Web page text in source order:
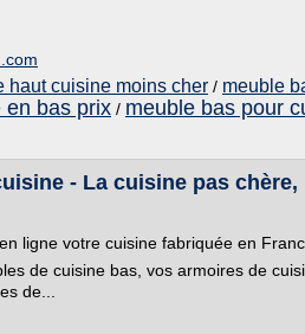
haut cuisine moins cher / meuble
en bas prix / meuble bas pour
- La cuisine pas chère,
ligne votre cuisine fabriquée en
de cuisine bas, vos armoires de
de...